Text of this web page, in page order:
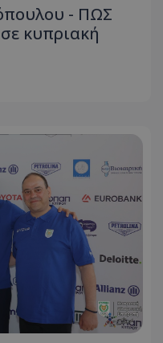
- ΠΩΣ
κυπριακή